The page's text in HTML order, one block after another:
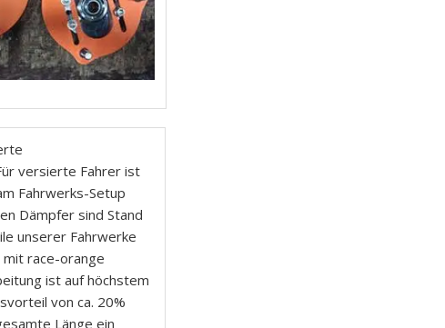
versierte Fahrer ist
Fahrwerks-Setup
Dämpfer sind Stand
unserer Fahrwerke
mit race-orange
ist auf höchstem
von ca. 20%
Länge ein